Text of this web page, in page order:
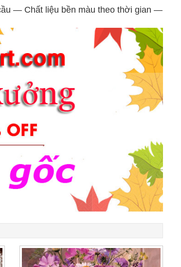
— Chất liệu bền màu theo thời gian —